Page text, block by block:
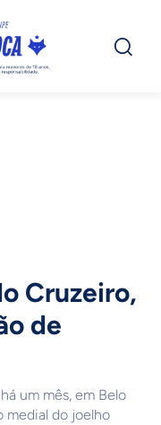
Cruzeiro,
de
um mês, em Belo
medial do joelho